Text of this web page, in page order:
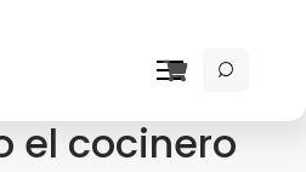
que ha
el cocinero